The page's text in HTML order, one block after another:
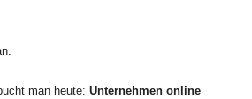
man heute: Unternehmen online